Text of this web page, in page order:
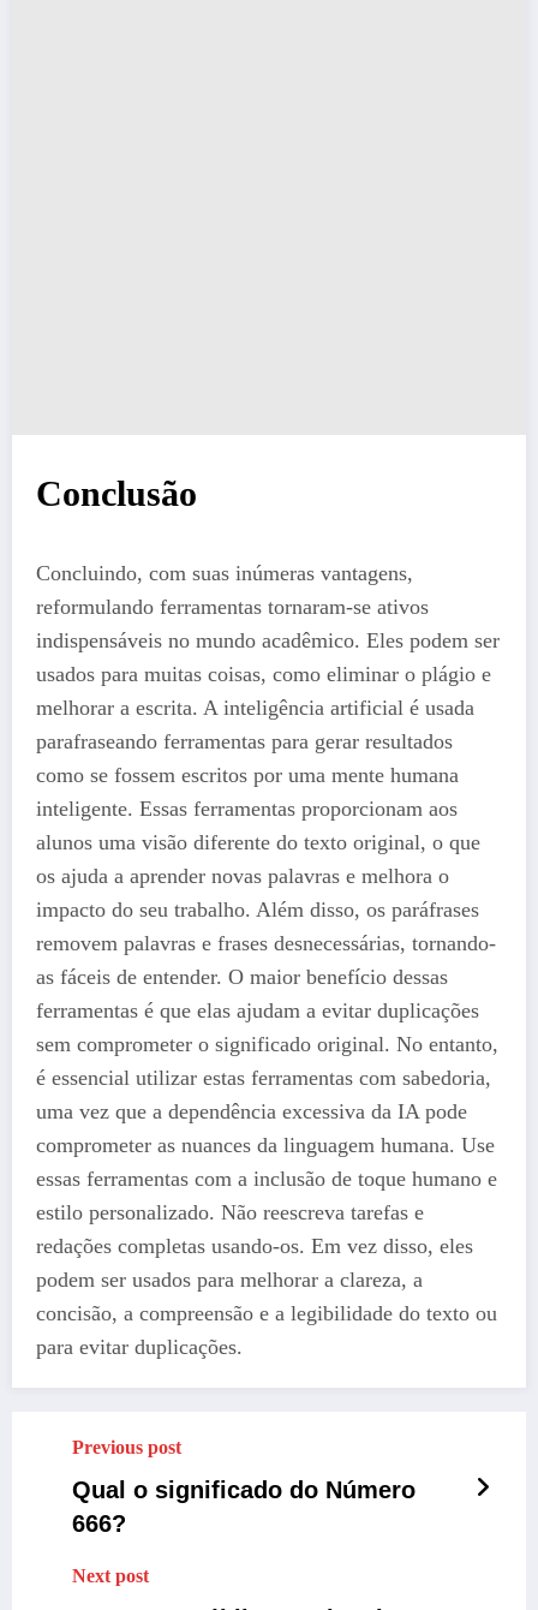
Conclusão
Concluindo, com suas inúmeras vantagens,
reformulando ferramentas tornaram-se ativos
indispensáveis ​​no mundo acadêmico. Eles podem ser
usados ​​para muitas coisas, como eliminar o plágio e
melhorar a escrita. A inteligência artificial é usada
parafraseando ferramentas para gerar resultados
como se fossem escritos por uma mente humana
inteligente. Essas ferramentas proporcionam aos
alunos uma visão diferente do texto original, o que
os ajuda a aprender novas palavras e melhora o
impacto do seu trabalho. Além disso, os paráfrases
removem palavras e frases desnecessárias, tornando-
as fáceis de entender. O maior benefício dessas
ferramentas é que elas ajudam a evitar duplicações
sem comprometer o significado original. No entanto,
é essencial utilizar estas ferramentas com sabedoria,
uma vez que a dependência excessiva da IA ​​pode
comprometer as nuances da linguagem humana. Use
essas ferramentas com a inclusão de toque humano e
estilo personalizado. Não reescreva tarefas e
redações completas usando-os. Em vez disso, eles
podem ser usados ​​para melhorar a clareza, a
concisão, a compreensão e a legibilidade do texto ou
para evitar duplicações.
Previous post
Qual o significado do Número
666?
Next post